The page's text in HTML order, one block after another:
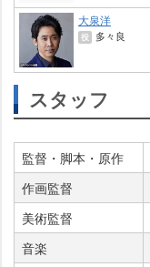
大泉洋
役 多々良
スタッフ
監督・脚本・原作
作画監督
美術監督
音楽